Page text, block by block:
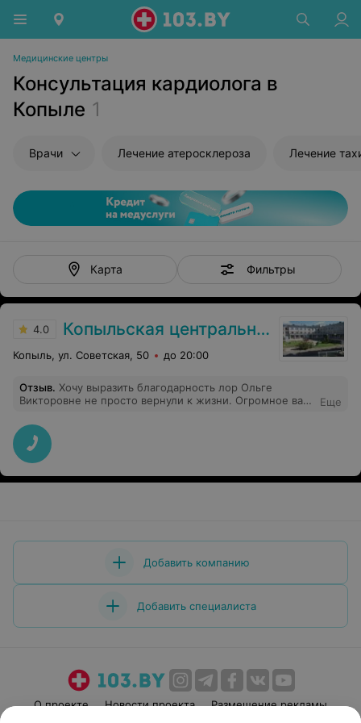
Медицинские центры
Консультация кардиолога в
Копыле 1
Врачи Лечение атеросклероза Лечение
Карта Фильтры
4.0 Копыльская центральная районная больница
Копыль, ул. Советская, 50 до 20:00
Отзыв. Хочу выразить благодарность лор Ольге
Викторовне не просто вернули к жизни. Огромное вам
врачу, искренне благодарен за ваше профессионализм
доброту сердце и большое мастерство. От всего
сердца желаю вам оставаться уважаемой человеком
лучшим врачом и замечательным человеком, счастья,
вы действительно врач от бога.
Еще
Добавить компанию
Добавить специалиста
О проекте Новости проекта
Размещение рекламы